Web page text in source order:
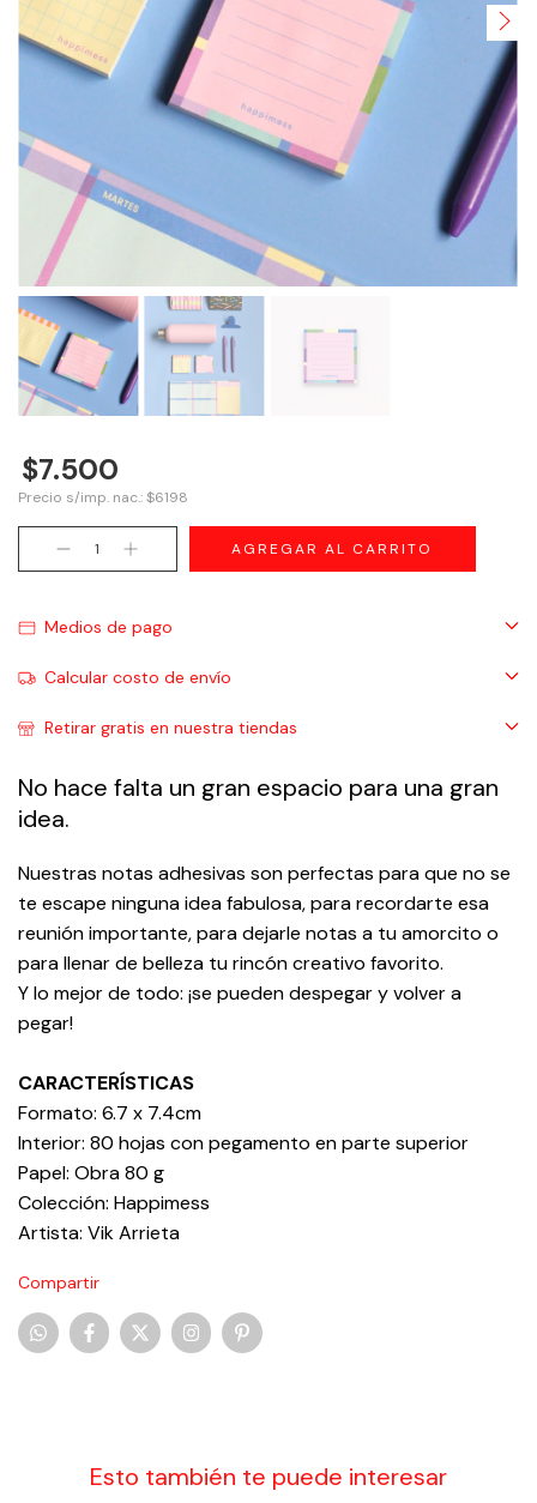
$7.500
Precio s/imp. nac.: $6198
Medios de pago
Calcular costo de envío
Retirar gratis en nuestra tiendas
No hace falta un gran espacio para una gran
idea.
Nuestras notas adhesivas son perfectas para que no se
te escape ninguna idea fabulosa, para recordarte esa
reunión importante, para dejarle notas a tu amorcito o
para llenar de belleza tu rincón creativo favorito.
Y lo mejor de todo: ¡se pueden despegar y volver a
pegar!
CARACTERÍSTICAS
Formato: 6.7 x 7.4cm
Interior: 80 hojas con pegamento en parte superior
Papel: Obra 80 g
Colección: Happimess
Artista: Vik Arrieta
Compartir
Esto también te puede interesar